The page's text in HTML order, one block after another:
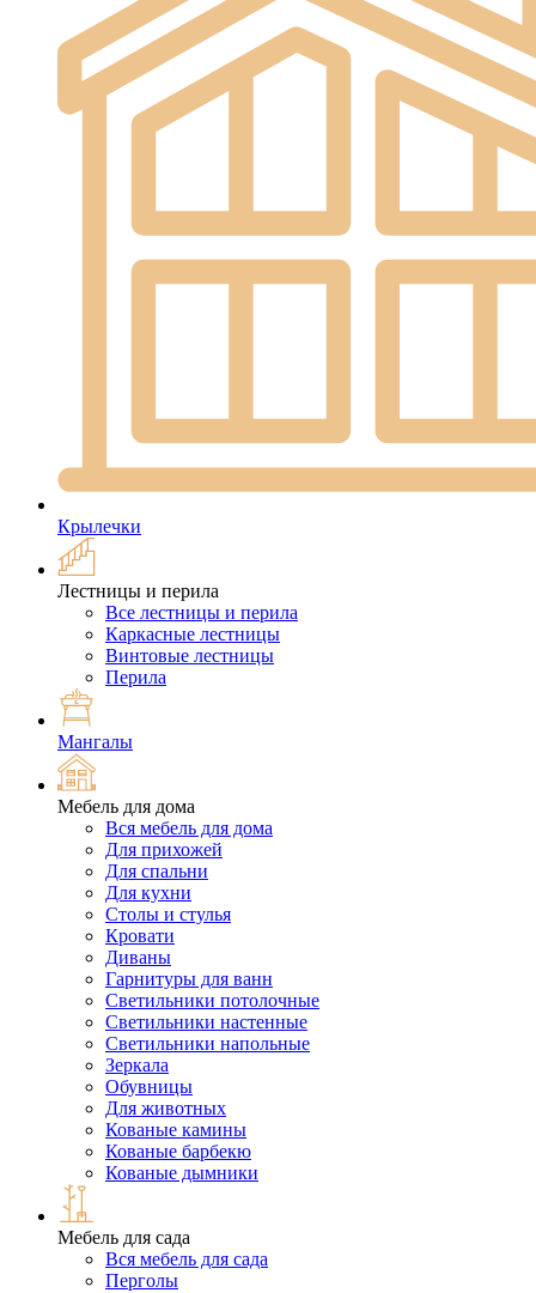
Крылечки
Лестницы и перила
Все лестницы и перила
Каркасные лестницы
Винтовые лестницы
Перила
Мангалы
Мебель для дома
Вся мебель для дома
Для прихожей
Для спальни
Для кухни
Столы и стулья
Кровати
Диваны
Гарнитуры для ванн
Светильники потолочные
Светильники настенные
Светильники напольные
Зеркала
Обувницы
Для животных
Кованые камины
Кованые барбекю
Кованые дымники
Мебель для сада
Вся мебель для сада
Перголы